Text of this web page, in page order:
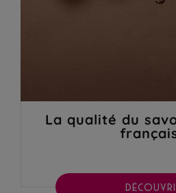
La qualité du